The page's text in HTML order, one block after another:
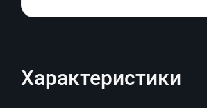
Характеристики